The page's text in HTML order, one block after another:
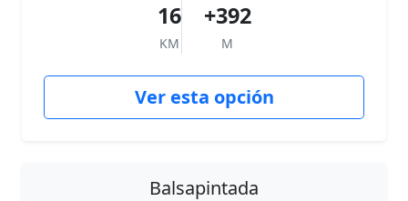
16
KM
+392
M
Ver esta opción
Balsapintada